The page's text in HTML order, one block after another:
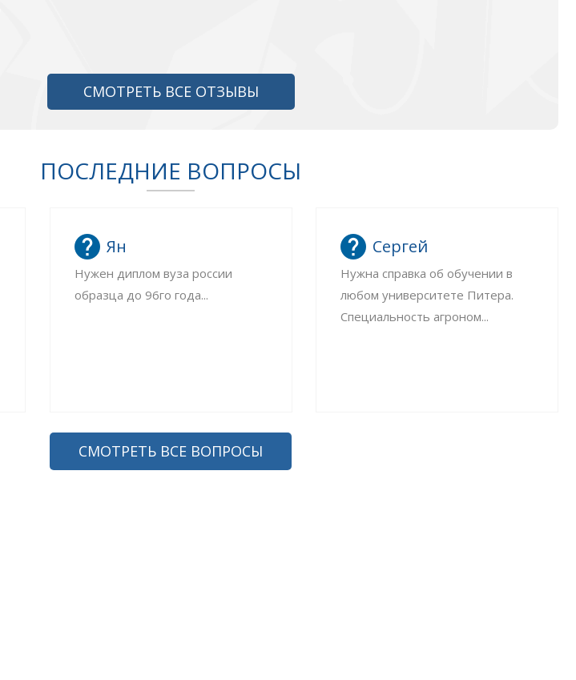
СМОТРЕТЬ ВСЕ ОТЗЫВЫ
ПОСЛЕДНИЕ ВОПРОСЫ
Ян
Нужен диплом вуза россии
образца до 96го года...
Сергей
Нужна справка об обучении в
любом университете Питера.
Специальность агроном...
СМОТРЕТЬ ВСЕ ВОПРОСЫ